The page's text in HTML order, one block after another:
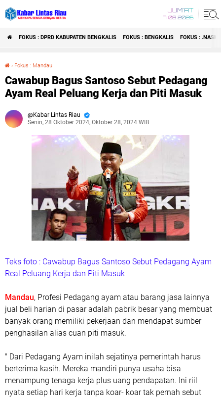
JUM'AT
7 08 2026
FOKUS : DPRD KABUPATEN BENGKALIS FOKUS : BENGKALIS FOKUS :
› Fokus : Mandau
Cawabup Bagus Santoso Sebut Pedagang
Ayam Real Peluang Kerja dan Piti Masuk
Kabar Lintas Riau
Senin, 28 Oktober 2024, Oktober 28, 2024 WIB
Teks foto : Cawabup Bagus Santoso Sebut Pedagang Ayam
Real Peluang Kerja dan Piti Masuk
Mandau, Profesi Pedagang ayam atau barang jasa lainnya
jual beli harian di pasar adalah pabrik besar yang membuat
banyak orang memiliki pekerjaan dan mendapat sumber
penghasilan alias cuan piti masuk.
" Dari Pedagang Ayam inilah sejatinya pemerintah harus
berterima kasih. Mereka mandiri punya usaha bisa
menampung tenaga kerja plus uang pendapatan. Ini riil
nyata setiap hari kerja tanpa koar- koar tak pernah sebut